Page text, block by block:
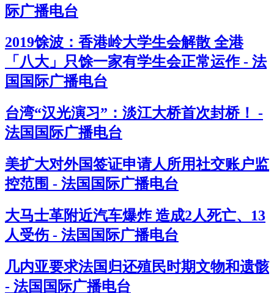
际广播电台
2019馀波：香港岭大学生会解散 全港
「八大」只馀一家有学生会正常运作 - 法
国国际广播电台
台湾“汉光演习”：淡江大桥首次封桥！ -
法国国际广播电台
美扩大对外国签证申请人所用社交账户监
控范围 - 法国国际广播电台
大马士革附近汽车爆炸 造成2人死亡、13
人受伤 - 法国国际广播电台
几内亚要求法国归还殖民时期文物和遗骸
- 法国国际广播电台